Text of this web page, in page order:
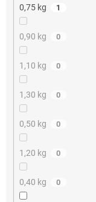
0,75 kg 1
0,90 kg 0
1,10 kg 0
1,30 kg 0
0,50 kg 0
1,20 kg 0
0,40 kg 0